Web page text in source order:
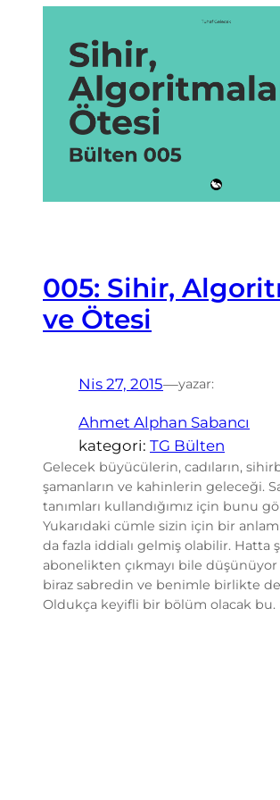
005: Sihir,
ve Ötesi
Nis 27, 2015—yazar:
Ahmet Alphan Sabancı
kategori: TG Bülten
Gelecek büyücülerin, cadıların,
şamanların ve kahinlerin geleceği.
tanımları kullandığımız için bunu
Yukarıdaki cümle sizin için bir
da fazla iddialı gelmiş olabilir. Hatta
abonelikten çıkmayı bile
biraz sabredin ve benimle birlikte
Oldukça keyifli bir bölüm olacak